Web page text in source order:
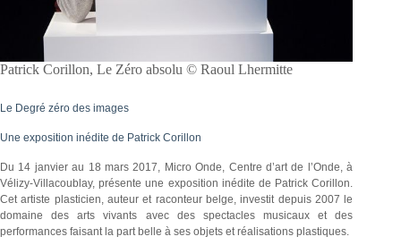
Patrick Corillon, Le Zéro absolu © Raoul Lhermitte
Le Degré zéro des images
Une exposition inédite de Patrick Corillon
Du 14 janvier au 18 mars 2017, Micro Onde, Centre d’art de l’Onde, à
Vélizy-Villacoublay, présente une exposition inédite de Patrick Corillon.
Cet artiste plasticien, auteur et raconteur belge, investit depuis 2007 le
domaine des arts vivants avec des spectacles musicaux et des
performances faisant la part belle à ses objets et réalisations plastiques.